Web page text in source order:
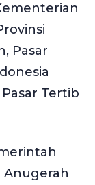
Pasar
Tertib
Anugerah